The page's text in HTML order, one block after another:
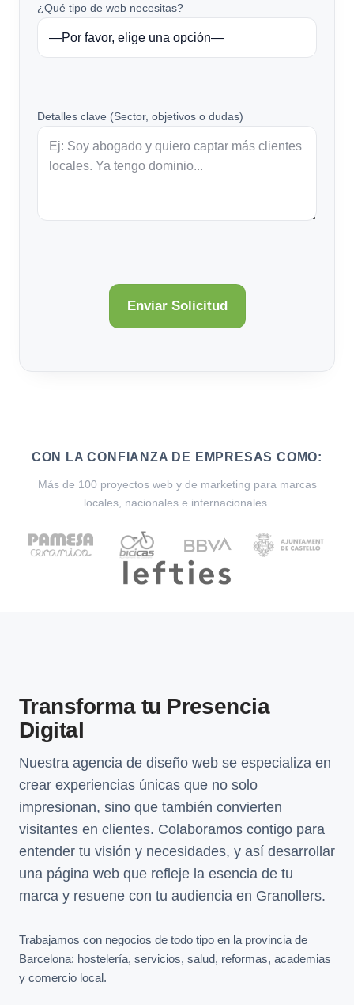
¿Qué tipo de web necesitas?
Detalles clave (Sector, objetivos o dudas)
CON LA CONFIANZA DE EMPRESAS COMO:
Más de 100 proyectos web y de marketing para marcas
locales, nacionales e internacionales.
Transforma tu Presencia
Digital
Nuestra agencia de diseño web se especializa en
crear experiencias únicas que no solo
impresionan, sino que también convierten
visitantes en clientes. Colaboramos contigo para
entender tu visión y necesidades, y así desarrollar
una página web que refleje la esencia de tu
marca y resuene con tu audiencia en Granollers.
Trabajamos con negocios de todo tipo en la provincia de
Barcelona: hostelería, servicios, salud, reformas, academias
y comercio local.